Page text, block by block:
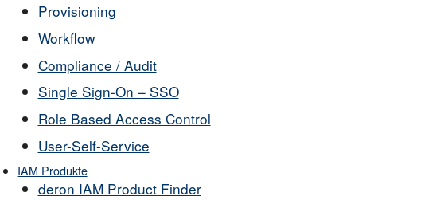
Provisioning
Workflow
Compliance / Audit
Single Sign-On – SSO
Role Based Access Control
User-Self-Service
IAM Produkte
deron IAM Product Finder